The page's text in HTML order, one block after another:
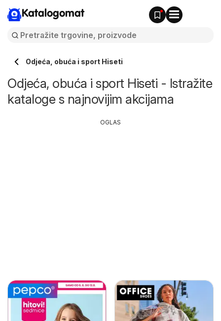
Katalogomat
Odjeća, obuća i sport Hiseti
Odjeća, obuća i sport Hiseti - Istražite
kataloge s najnovijim akcijama
OGLAS